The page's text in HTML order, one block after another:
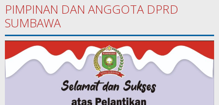
PIMPINAN DAN ANGGOTA DPRD
SUMBAWA